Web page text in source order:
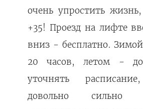
очень упростить
+35! Проезд на лифте
вниз - бесплатно.
20 часов, летом -
уточнять
довольно сильно